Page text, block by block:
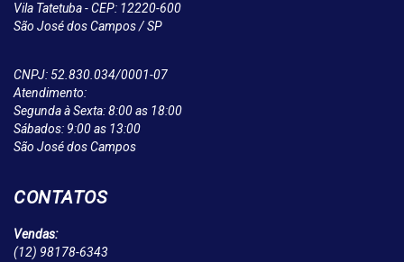
Vila Tatetuba - CEP: 12220-600
São José dos Campos / SP
CNPJ: 52.830.034/0001-07
Atendimento:
Segunda à Sexta: 8:00 as 18:00
Sábados: 9:00 as 13:00
São José dos Campos
CONTATOS
Vendas:
(12) 98178-6343